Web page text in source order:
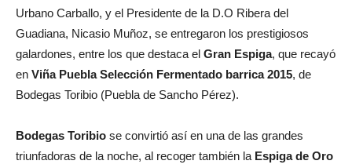
Urbano Carballo, y el Presidente de la D.O Ribera del
Guadiana, Nicasio Muñoz, se entregaron los prestigiosos
galardones, entre los que destaca el Gran Espiga, que recayó
en Viña Puebla Selección Fermentado barrica 2015, de
Bodegas Toribio (Puebla de Sancho Pérez).
Bodegas Toribio se convirtió así en una de las grandes
triunfadoras de la noche, al recoger también la Espiga de Oro